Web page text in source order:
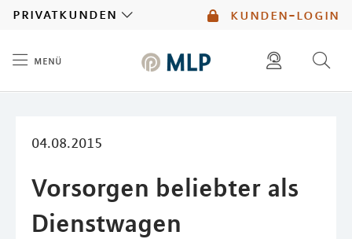
kunden-login
privatkunden
menü
04.08.2015
Vorsorgen beliebter als
Dienstwagen